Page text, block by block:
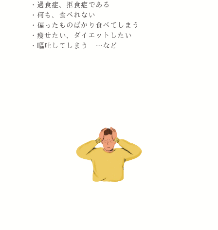
・過食症、拒食症である
・何も、食べれない
・偏ったものばかり食べてしまう
・痩せたい、ダイエットしたい
・嘔吐してしまう …など